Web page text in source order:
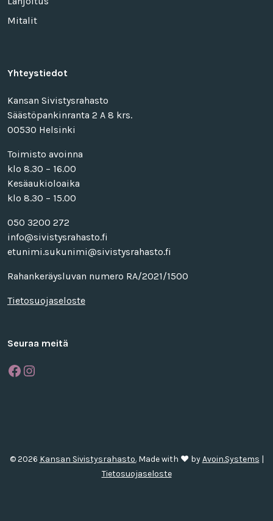
Mitalit
Yhteystiedot
Kansan Sivistysrahasto
Säästöpankinranta 2 A 8 krs.
00530 Helsinki
Toimisto avoinna
klo 8.30 – 16.00
Kesäaukioloaika
klo 8.30 – 15.00
050 3200 272
info@sivistysrahasto.fi
etunimi.sukunimi@sivistysrahasto.fi
Rahankeräysluvan numero RA/2021/1500
Tietosuojaseloste
Seuraa meitä
Facebook
Instagram
© 2026 Kansan Sivistysrahasto. Made with ❤ byAvoin.Systems |
Tietosuojaseloste